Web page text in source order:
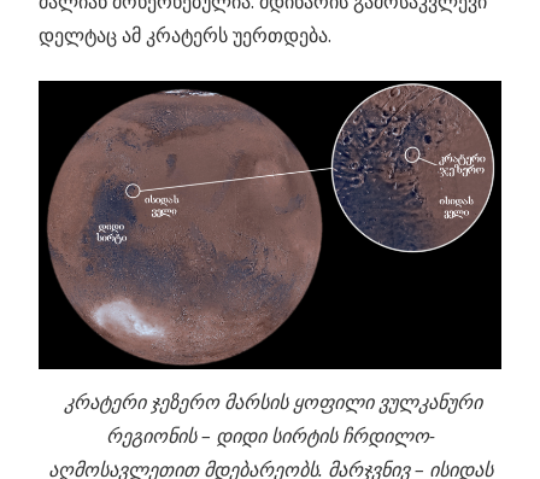
დელტაც ამ კრატერს უერთდება.
კრატერი ჯეზერო მარსის ყოფილი ვულკანური
რეგიონის – დიდი სირტის ჩრდილო-
აღმოსავლეთით მდებარეობს. მარჯვნივ – ისიდას